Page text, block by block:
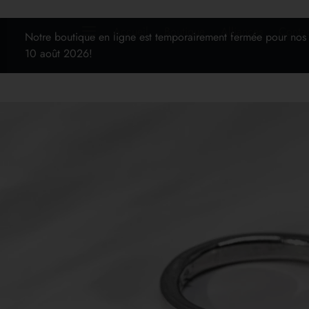
Accueil Boutique Alliances
Notre boutique en ligne est temporairement fermée pour
10 août 2026!